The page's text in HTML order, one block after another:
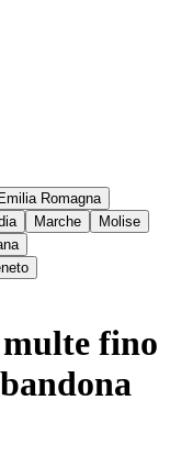
Emilia Romagna
Marche
Molise
fino